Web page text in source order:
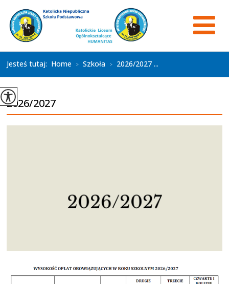
Jesteś tutaj: Home > Szkoła > 2026/2027 ...
2026/2027